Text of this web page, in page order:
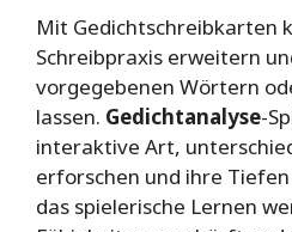
Mit Gedichtschreibkarten
Schreibpraxis erweitern
vorgegebenen Wörtern
lassen. Gedichtanalyse-
interaktive Art,
erforschen und ihre
das spielerische Lernen